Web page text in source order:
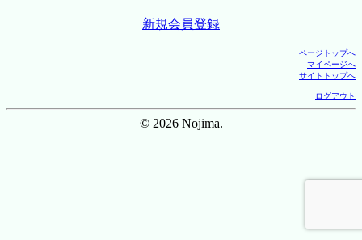
新規会員登録
ページトップへ
マイページへ
サイトトップへ
ログアウト
© 2026 Nojima.